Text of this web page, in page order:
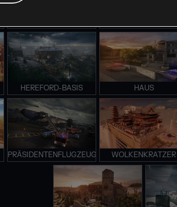
HEREFORD-BASIS HAUS
PRÄSIDENTENFLUGZEUG WOLKENKRATZER